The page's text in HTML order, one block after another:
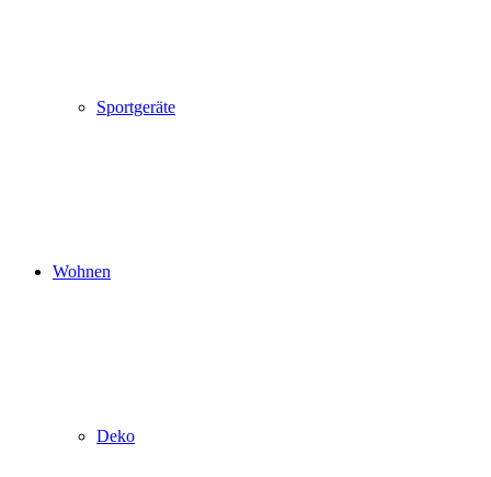
Sportgeräte
Wohnen
Deko